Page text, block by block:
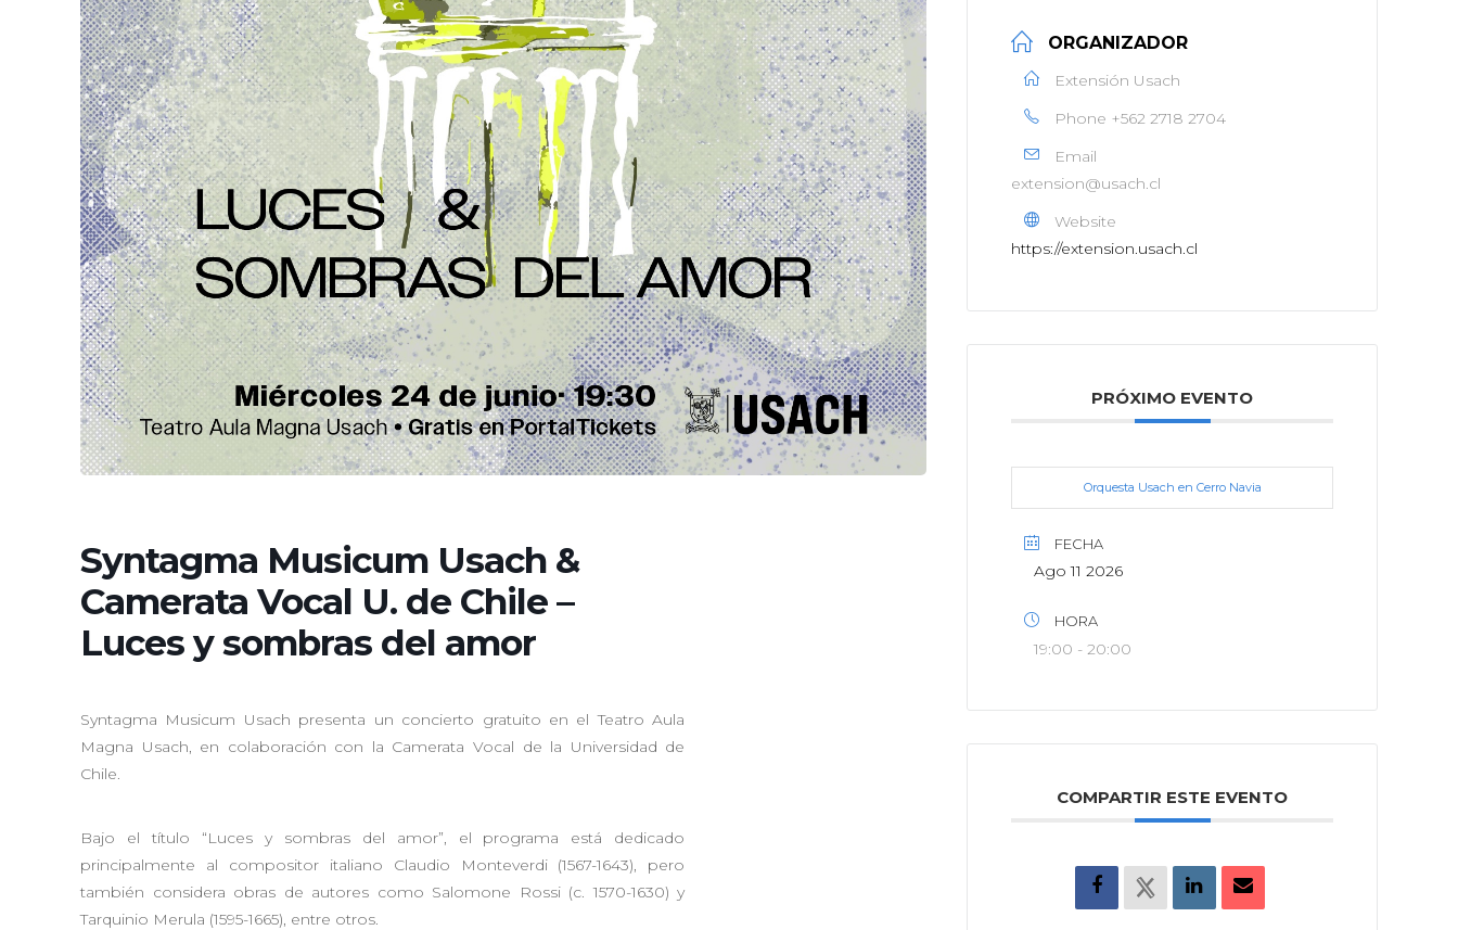
Syntagma Musicum Usach &
Camerata Vocal U. de Chile –
Luces y sombras del amor
Syntagma Musicum Usach presenta un concierto gratuito en el Teatro Aula
Magna Usach, en colaboración con la Camerata Vocal de la Universidad de
Chile.
Bajo el título “Luces y sombras del amor”, el programa está dedicado
principalmente al compositor italiano Claudio Monteverdi (1567-1643), pero
también considera obras de autores como Salomone Rossi (c. 1570-1630) y
Tarquinio Merula (1595-1665), entre otros.
ORGANIZADOR
Extensión Usach
Phone +562 2718 2704
Email
extension@usach.cl
Website
https://extension.usach.cl
PRÓXIMO EVENTO
Orquesta Usach en Cerro Navia
FECHA
Ago 11 2026
HORA
19:00 - 20:00
COMPARTIR ESTE EVENTO